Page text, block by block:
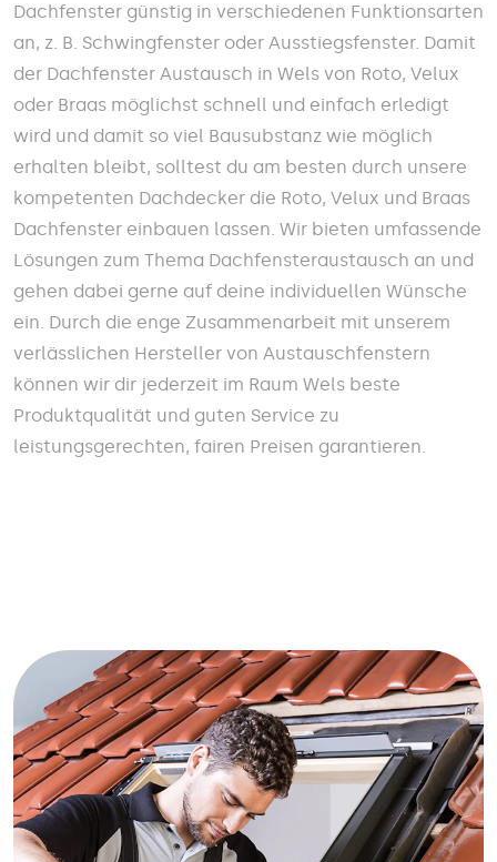
Dachfenster günstig in verschiedenen Funktionsarten
an, z. B. Schwingfenster oder Ausstiegsfenster. Damit
der Dachfenster Austausch in Wels von Roto, Velux
oder Braas möglichst schnell und einfach erledigt
wird und damit so viel Bausubstanz wie möglich
erhalten bleibt, solltest du am besten durch unsere
kompetenten Dachdecker die Roto, Velux und Braas
Dachfenster einbauen lassen. Wir bieten umfassende
Lösungen zum Thema Dachfensteraustausch an und
gehen dabei gerne auf deine individuellen Wünsche
ein. Durch die enge Zusammenarbeit mit unserem
verlässlichen Hersteller von Austauschfenstern
können wir dir jederzeit im Raum Wels beste
Produktqualität und guten Service zu
leistungsgerechten, fairen Preisen garantieren.